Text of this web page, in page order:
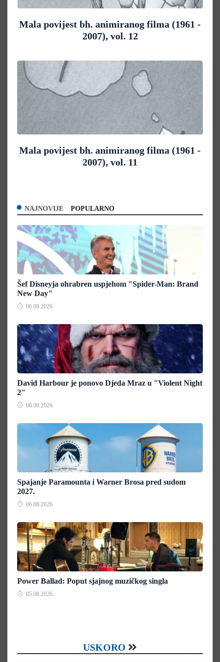
Mala povijest bh. animiranog filma (1961 -
2007), vol. 12
Mala povijest bh. animiranog filma (1961 -
2007), vol. 11
NAJNOVIJE POPULARNO
Šef Disneyja ohrabren uspjehom "Spider-Man: Brand
New Day"
06.08.2026.
David Harbour je ponovo Djeda Mraz u "Violent Night
2"
06.08.2026.
Spajanje Paramounta i Warner Brosa pred sudom
2027.
06.08.2026.
Power Ballad: Poput sjajnog muzičkog singla
05.08.2026.
USKORO